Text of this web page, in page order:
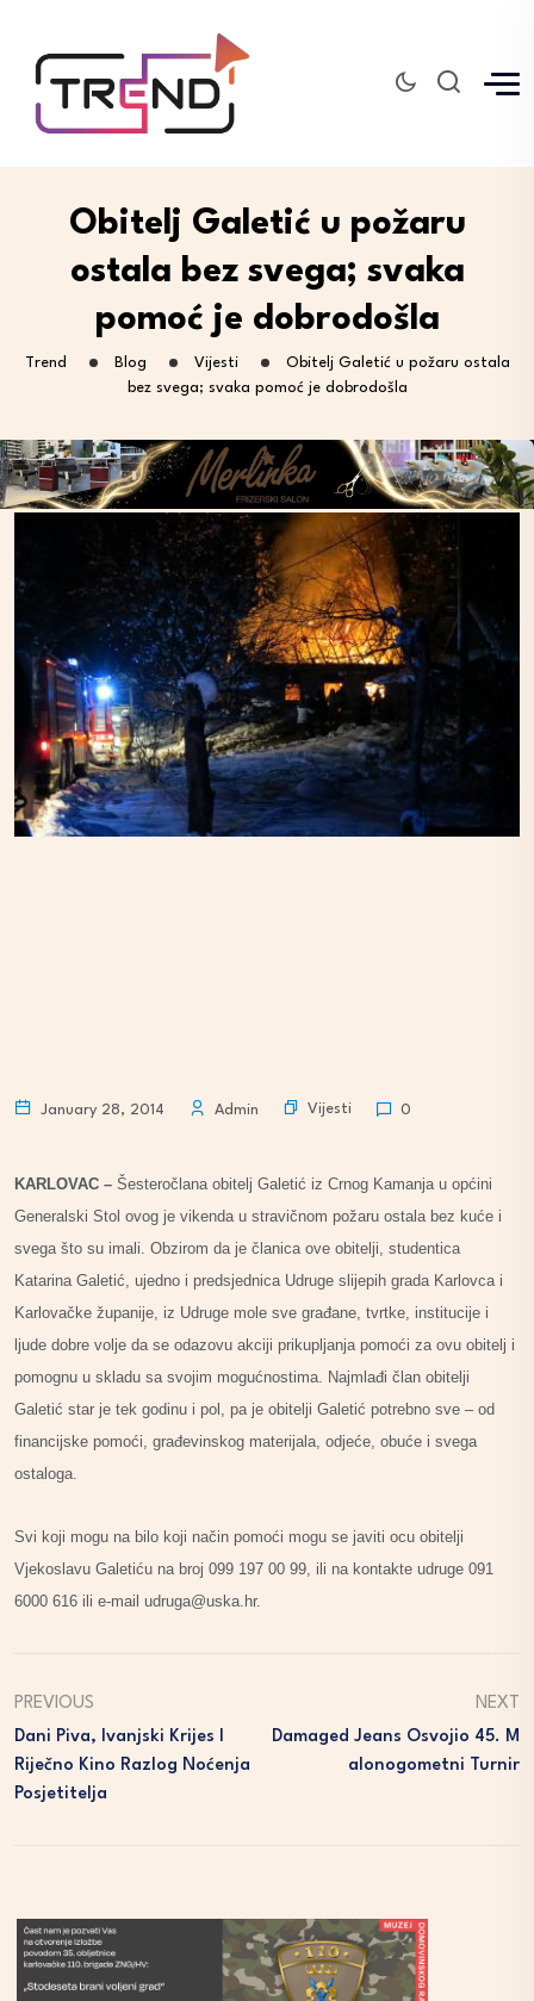
Obitelj Galetić u požaru
ostala bez svega; svaka
pomoć je dobrodošla
Trend Blog Vijesti
Obitelj Galetić u požaru ostala
bez svega; svaka pomoć je dobrodošla
January 28, 2014 Admin Vijesti 0
KARLOVAC – Šesteročlana obitelj Galetić iz Crnog Kamanja u općini
Generalski Stol ovog je vikenda u stravičnom požaru ostala bez kuće i
svega što su imali. Obzirom da je članica ove obitelji, studentica
Katarina Galetić, ujedno i predsjednica Udruge slijepih grada Karlovca i
Karlovačke županije, iz Udruge mole sve građane, tvrtke, institucije i
ljude dobre volje da se odazovu akciji prikupljanja pomoći za ovu obitelj i
pomognu u skladu sa svojim mogućnostima. Najmlađi član obitelji
Galetić star je tek godinu i pol, pa je obitelji Galetić potrebno sve – od
financijske pomoći, građevinskog materijala, odjeće, obuće i svega
ostaloga.
Svi koji mogu na bilo koji način pomoći mogu se javiti ocu obitelji
Vjekoslavu Galetiću na broj 099 197 00 99, ili na kontakte udruge 091
6000 616 ili e-mail udruga@uska.hr.
PREVIOUS
Dani Piva, Ivanjski Krijes I
Riječno Kino Razlog Noćenja
Posjetitelja
NEXT
Damaged Jeans Osvojio 45. M
Alonogometni Turnir